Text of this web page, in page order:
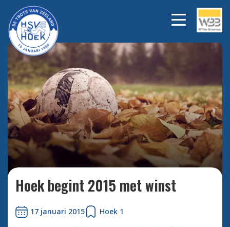
Bekijk alle foto's
Hoek begint 2015 met winst
17 januari 2015 Hoek 1